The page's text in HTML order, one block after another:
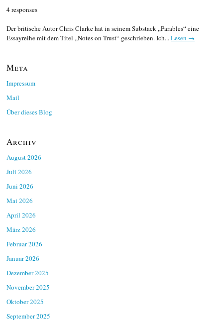
4 responses
Der britische Autor Chris Clarke hat in seinem Substack „Parables“ eine
Essayreihe mit dem Titel „Notes on Trust“ geschrieben. Ich...Lesen →
Meta
Impressum
Mail
Über dieses Blog
Archiv
August 2026
Juli 2026
Juni 2026
Mai 2026
April 2026
März 2026
Februar 2026
Januar 2026
Dezember 2025
November 2025
Oktober 2025
September 2025